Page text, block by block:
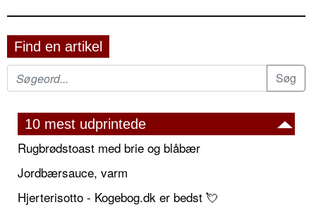
Find en artikel
10 mest udprintede
Rugbrødstoast med brie og blåbær
Jordbærsauce, varm
Hjerterisotto - Kogebog.dk er bedst 💘